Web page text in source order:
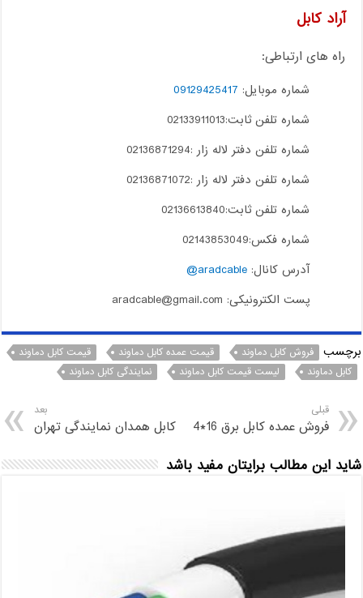
آراد کابل
راه های ارتباطی:
شماره موبایل: 09129425417
شماره تلفن ثابت:02133911013
شماره تلفن دفتر لاله زار :02136871294
شماره تلفن دفتر لاله زار :02136871072
شماره تلفن ثابت:02136613840
شماره فکس:02143853049
آدرس کانال:aradcable@
پست الکترونیکی: aradcable@gmail.com
برچسب فروش کابل دماوند قیمت عمده کابل دماوند
قیمت کابل دماوند
کابل دماوند
لیست قیمت کابل دماوند نمایندگی کابل دماوند
قبلی
فروش عمده کابل برق 16*4
بعد
کابل همدان نمایندگی تهران
شاید این مطالب برایتان مفید باشد